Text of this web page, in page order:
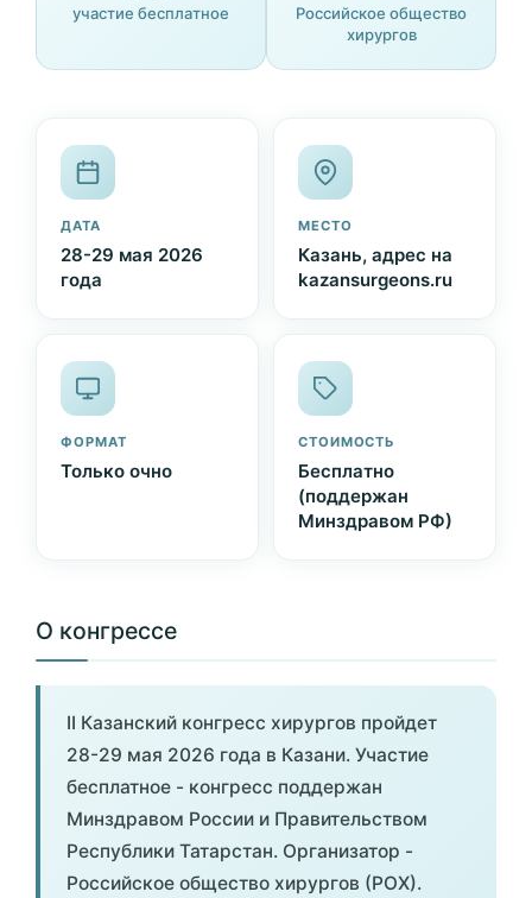
участие бесплатное
Российское общество
хирургов
ДАТА
28-29 мая 2026
года
МЕСТО
Казань, адрес на
kazansurgeons.ru
ФОРМАТ
Только очно
СТОИМОСТЬ
Бесплатно
(поддержан
Минздравом РФ)
О конгрессе
II Казанский конгресс хирургов пройдет
28-29 мая 2026 года в Казани. Участие
бесплатное - конгресс поддержан
Минздравом России и Правительством
Республики Татарстан. Организатор -
Российское общество хирургов (РОХ).